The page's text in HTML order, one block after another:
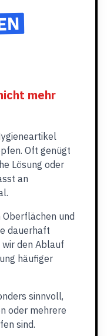
mehr
Oft genügt
Lösung oder
an
und
dauerhaft
wir den Ablauf
häufiger
sinnvoll,
oder mehrere
sind.